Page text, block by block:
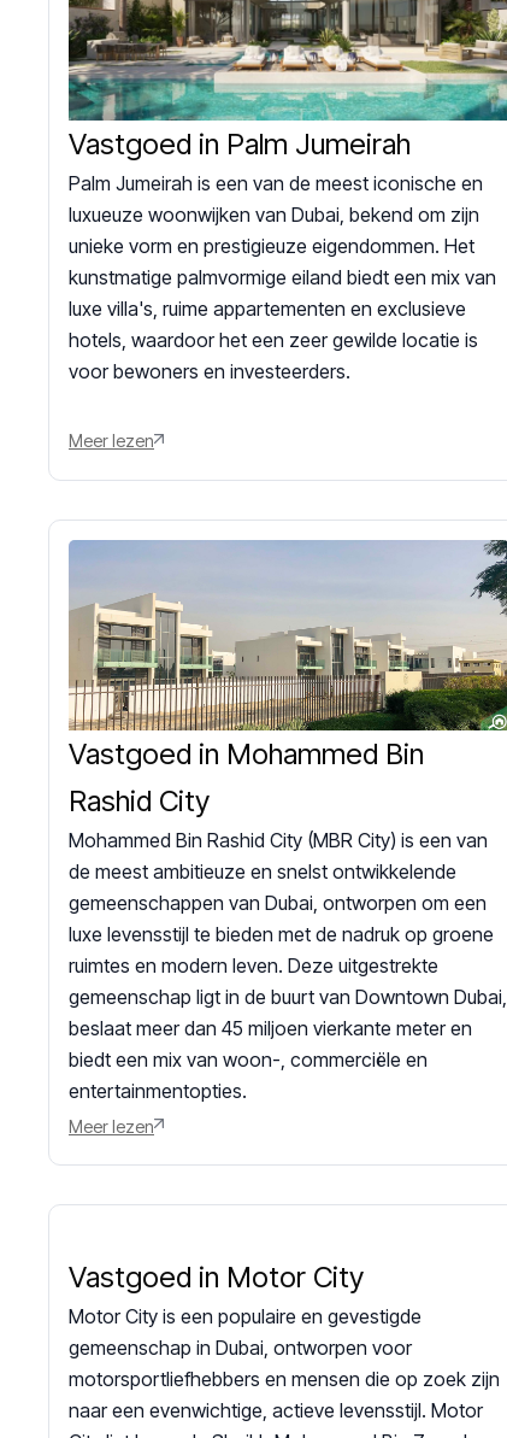
Vastgoed in Palm Jumeirah
Palm Jumeirah is een van de meest iconische en
luxueuze woonwijken van Dubai, bekend om zijn
unieke vorm en prestigieuze eigendommen. Het
kunstmatige palmvormige eiland biedt een mix van
luxe villa's, ruime appartementen en exclusieve
hotels, waardoor het een zeer gewilde locatie is
voor bewoners en investeerders.
Meer lezen
Vastgoed in Mohammed Bin
Rashid City
Mohammed Bin Rashid City (MBR City) is een van
de meest ambitieuze en snelst ontwikkelende
gemeenschappen van Dubai, ontworpen om een
luxe levensstijl te bieden met de nadruk op groene
ruimtes en modern leven. Deze uitgestrekte
gemeenschap ligt in de buurt van Downtown Dubai,
beslaat meer dan 45 miljoen vierkante meter en
biedt een mix van woon-, commerciële en
entertainmentopties.
Meer lezen
Vastgoed in Motor City
Motor City is een populaire en gevestigde
gemeenschap in Dubai, ontworpen voor
motorsportliefhebbers en mensen die op zoek zijn
naar een evenwichtige, actieve levensstijl. Motor